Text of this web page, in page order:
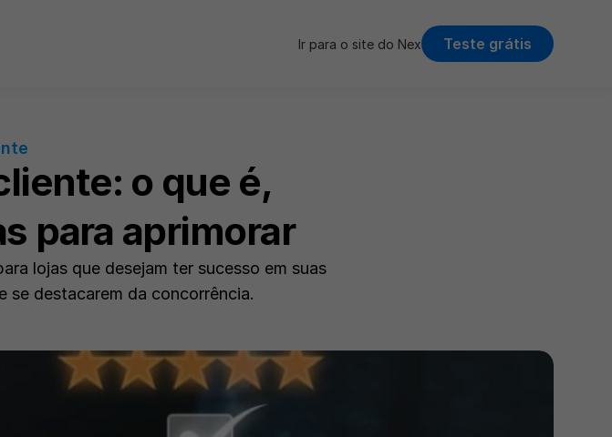
o que é,
para aprimorar
lojas que desejam ter sucesso em suas
se destacarem da concorrência.
Teste grátis
Ir para o site do Nex